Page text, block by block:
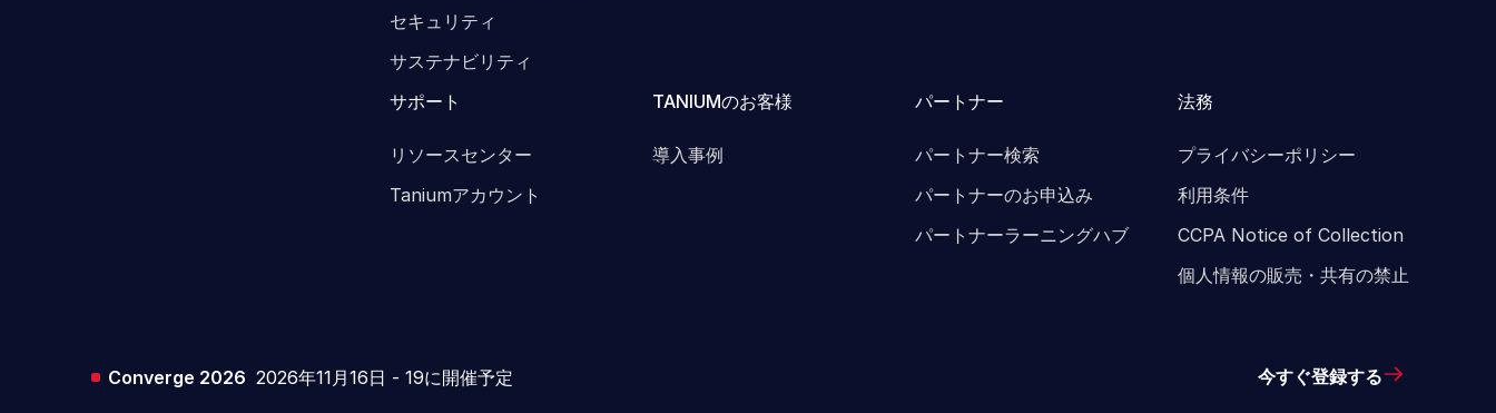
セキュリティ
サステナビリティ
サポート
リソースセンター
Taniumアカウント
TANIUMのお客様
導入事例
パートナー
パートナー検索
パートナーのお申込み
パートナーラーニングハブ
法務
プライバシーポリシー
利用条件
CCPA Notice of Collection
個人情報の販売・共有の禁止
Converge 2026 2026年11月16日 - 19に開催予定 今すぐ登録する